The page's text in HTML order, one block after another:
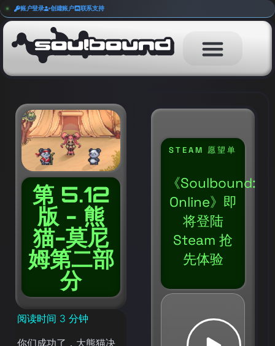
账户登录 创建账户 联系支持
第 5.12
版 - 熊
猫-莫尼
姆第二部
分
阅读时间 3 分钟
你们成功了，大熊猫决
STEAM 愿望单
《Soulbound:
Online》即
将登陆
Steam 抢
先体验